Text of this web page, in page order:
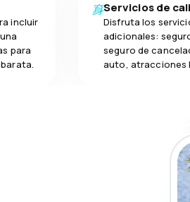
incluir
para
Servicios de
Disfruta los
adicionales:
seguro de
auto, atracciones